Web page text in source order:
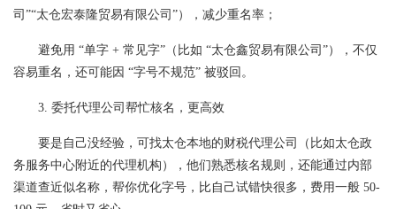
司”“太仓宏泰隆贸易有限公司”），减少重名率；
避免用 “单字 + 常见字”（比如 “太仓鑫贸易有限公司”），不仅
容易重名，还可能因 “字号不规范” 被驳回。
3. 委托代理公司帮忙核名，更高效
要是自己没经验，可找太仓本地的财税代理公司（比如太仓政
务服务中心附近的代理机构），他们熟悉核名规则，还能通过内部
渠道查近似名称，帮你优化字号，比自己试错快很多，费用一般 50-